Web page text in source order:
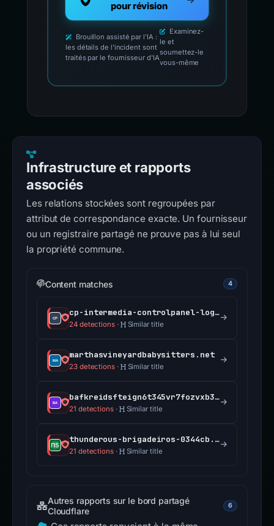
pour révision
Brouillon assisté par l'IA :
les détails de l'incident sont
traités par le fournisseur d'IA
Examinez-
le et
soumettez-le
vous-même
Infrastructure et rapports
associés
Les relations stockées sont regroupées par
attribut de correspondance exacte. Un fournisseur
ou un registraire partagé ne prouve pas à lui seul
la propriété commune.
Content matches 4
cp-intermedia-controlpanel-login-webmail.babysuites.net
24 detections· Similar title
marthasvineyardbabysitters.net
23 detections· Similar title
bafkreidsfteign6t345vr7fozvxb3jcg7h4rojn2c6kmvjrxpmgdsslx4e.ipfs.dweb.link
21 detections· Similar title
thunderous-brigadeiros-0344cb.netlify.app
21 detections· Similar title
Autres rapports sur le bord partagé
Cloudflare
6